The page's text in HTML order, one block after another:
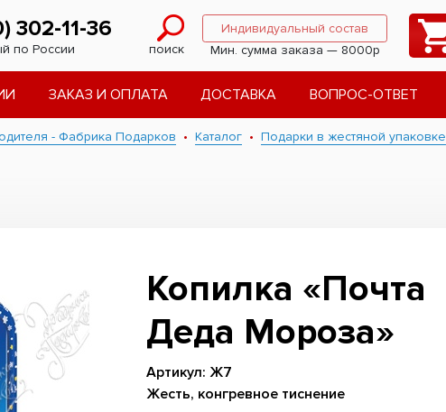
302-11-36
по России поиск
Индивидуальный состав
Мин. сумма заказа — 8000р
ЗАКАЗ И ОПЛАТА ДОСТАВКА ВОПРОС-ОТВЕТ
- Фабрика Подарков Каталог
Подарки в жестяной упаковке
Копилка «Почта
Деда Мороза»
Артикул: Ж7
Жесть, конгревное тиснение